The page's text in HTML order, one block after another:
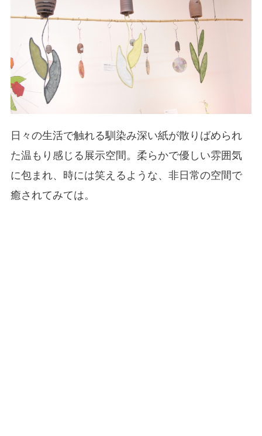
日々の生活で触れる馴染み深い紙が散りばめられ
た温もり感じる展示空間。柔らかで優しい雰囲気
に包まれ、時には笑えるような、非日常の空間で
癒されてみては。